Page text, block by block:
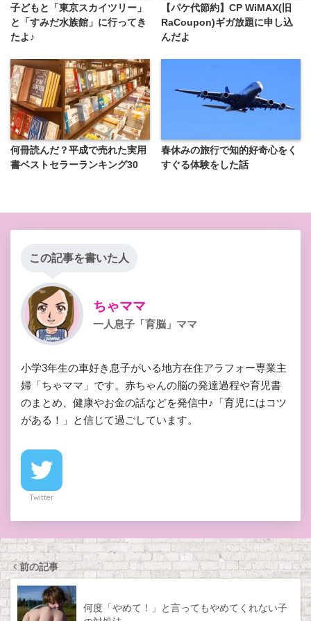
子どもと「東京スカイツリー」
と「すみだ水族館」に行ってき
たよ♪
【パケ代節約】CP WiMAX(旧
RaCoupon)ギガ放題に申し込
んだよ
何冊読んだ？平成で売れた実用
書ベストセラーランキング30
春休みの旅行で知的好奇心をく
すぐる体験をした話
この記事を書いた人
ちゃママ
一人息子「育脳」ママ
小学3年生の車好き息子がいる地方在住アラフォー専業主
婦「ちゃママ」です。赤ちゃんの脳の発達過程や育児書
のまとめ、健康やお金の話などを発信中♪「育児にはコツ
がある！」と信じて過ごしています。
Twitter
前の記事
何度「やめて！」と言ってもやめてくれない子